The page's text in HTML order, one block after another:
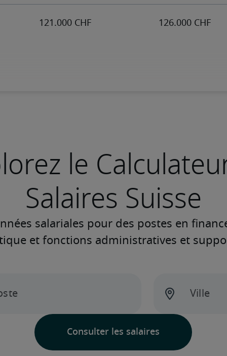
le
Salaires Suisse